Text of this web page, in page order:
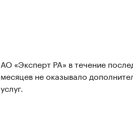
АО «Эксперт РА» в течение
месяцев не оказывало
услуг.